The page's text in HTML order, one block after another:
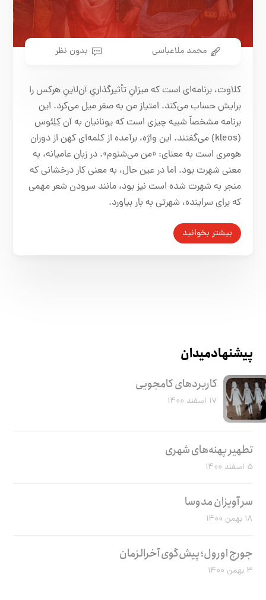
محمد ملاعباسی بدون نظر
کلاوت، برنامه‌ای است که میزانِ تأثیرگذاریِ آن‌لاینِ هرکس را
برایش حساب می‌کند. امتیاز من به صفر میل می‌کرد. این
برنامه مشخصاً شبیه چیزی است که یونانیان به آن کِلِئوس
(kleos) می‌گفتند. این واژه، برآمده از کلمه‌ای کهن از دوران
هومری است به معنای: «من می‌شنوم». در زبان عامیانه، به
معنی شهرت بود. اما در عین حال، به معنی کار درخشانی که
منجر به شهرت شده است نیز بود، مانند سرودن شعر مهمی
که برای سراینده، شهرتی به بار بیاورد.
بیشتر بخوانید
پیشنهاد میدان
کاربرد‌های کامجویی
۱۷ اسفند ۱۴۰۰
تطهیر پهنه‌های شهری
۵ اسفند ۱۴۰۰
سر آویزان مدوسا
۱۸ بهمن ۱۴۰۰
جورج اورول؛ پیش‌گوی آخرالزمان
۳ بهمن ۱۴۰۰